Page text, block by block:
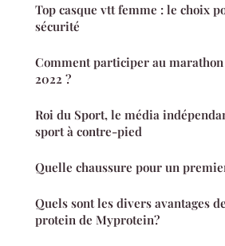
Top casque vtt femme : le choix
sécurité
Comment participer au marathon
2022 ?
Roi du Sport, le média
sport à contre-pied
Quelle chaussure pour un
Quels sont les divers avantages
protein de Myprotein?